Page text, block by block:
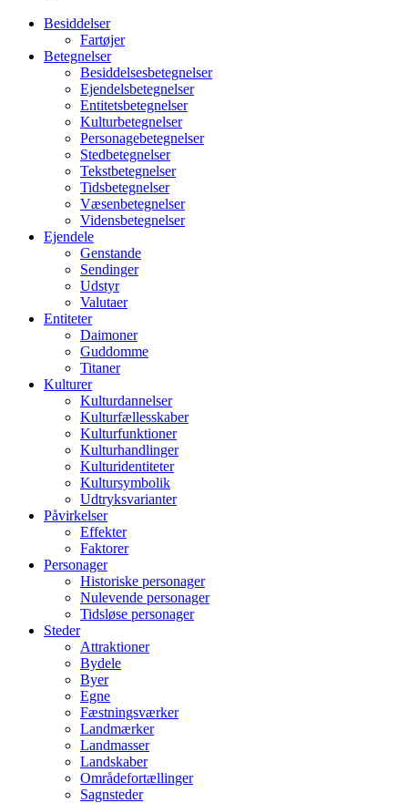
Besiddelser
Fartøjer
Betegnelser
Besiddelsesbetegnelser
Ejendelsbetegnelser
Entitetsbetegnelser
Kulturbetegnelser
Personagebetegnelser
Stedbetegnelser
Tekstbetegnelser
Tidsbetegnelser
Væsenbetegnelser
Vidensbetegnelser
Ejendele
Genstande
Sendinger
Udstyr
Valutaer
Entiteter
Daimoner
Guddomme
Titaner
Kulturer
Kulturdannelser
Kulturfællesskaber
Kulturfunktioner
Kulturhandlinger
Kulturidentiteter
Kultursymbolik
Udtryksvarianter
Påvirkelser
Effekter
Faktorer
Personager
Historiske personager
Nulevende personager
Tidsløse personager
Steder
Attraktioner
Bydele
Byer
Egne
Fæstningsværker
Landmærker
Landmasser
Landskaber
Områdefortællinger
Sagnsteder